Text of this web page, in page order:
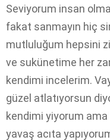
Seviyorum insan
fakat sanmayın hiç
mutluluğum hepsini
ve sukünetime her
kendimi incelerim.
güzel atlatıyorsun
kendimi yiyorum ama
yavaş acıta